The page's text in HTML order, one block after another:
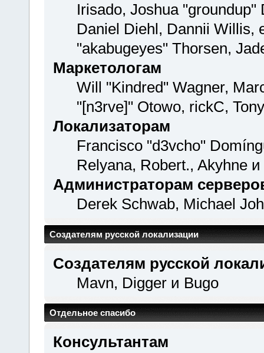
Irisado, Joshua
Daniel Diehl, Dannii Willis,
"akabugeyes" Thorsen,
Маркетологам
Will "Kindred" Wagner,
"[n3rve]" Otowo, rickC,
Локализаторам
Francisco "d3vcho"
Relyana, Robert., Akyhne
Администраторам
Derek Schwab, Michael
Создателям русской локализации
Создателям русской
Mavn, Digger и Bugo
Отдельное спасибо
Консультантам